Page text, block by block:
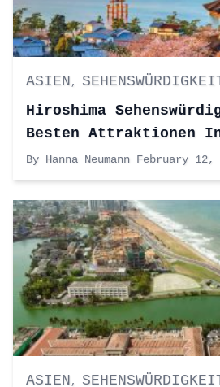
ASIEN ,
Hiroshima
Besten Attraktionen
By Hanna Neumann February 12,
ASIEN ,